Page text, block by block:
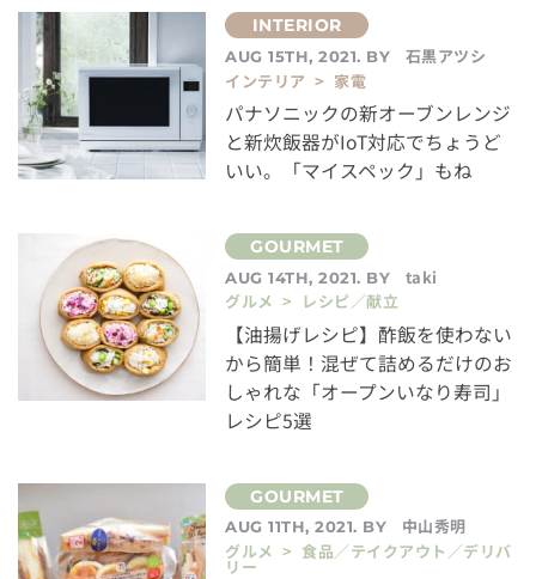
AUG 15TH, 2021. BY
石黒アツシ
インテリア > 家電
パナソニックの新オーブンレンジ
と新炊飯器がIoT対応でちょうど
いい。「マイスペック」もね
AUG 14TH, 2021. BY
taki
グルメ > レシピ／献立
【油揚げレシピ】酢飯を使わない
から簡単！混ぜて詰めるだけのお
しゃれな「オープンいなり寿司」
レシピ5選
AUG 11TH, 2021. BY
中山秀明
グルメ > 食品／テイクアウト／デリバ
リー